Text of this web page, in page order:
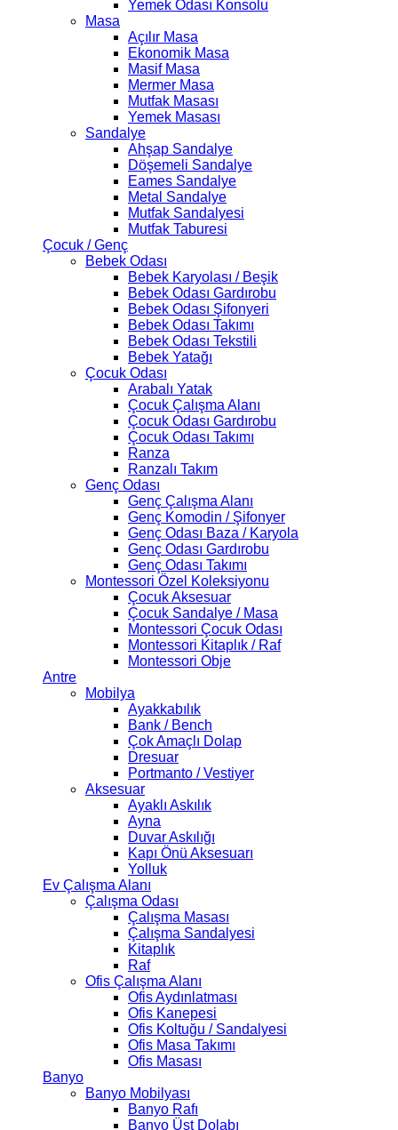
Yemek Odası Konsolu
Masa
Açılır Masa
Ekonomik Masa
Masif Masa
Mermer Masa
Mutfak Masası
Yemek Masası
Sandalye
Ahşap Sandalye
Döşemeli Sandalye
Eames Sandalye
Metal Sandalye
Mutfak Sandalyesi
Mutfak Taburesi
Çocuk / Genç
Bebek Odası
Bebek Karyolası / Beşik
Bebek Odası Gardırobu
Bebek Odası Şifonyeri
Bebek Odası Takımı
Bebek Odası Tekstili
Bebek Yatağı
Çocuk Odası
Arabalı Yatak
Çocuk Çalışma Alanı
Çocuk Odası Gardırobu
Çocuk Odası Takımı
Ranza
Ranzalı Takım
Genç Odası
Genç Çalışma Alanı
Genç Komodin / Şifonyer
Genç Odası Baza / Karyola
Genç Odası Gardırobu
Genç Odası Takımı
Montessori Özel Koleksiyonu
Çocuk Aksesuar
Çocuk Sandalye / Masa
Montessori Çocuk Odası
Montessori Kitaplık / Raf
Montessori Obje
Antre
Mobilya
Ayakkabılık
Bank / Bench
Çok Amaçlı Dolap
Dresuar
Portmanto / Vestiyer
Aksesuar
Ayaklı Askılık
Ayna
Duvar Askılığı
Kapı Önü Aksesuarı
Yolluk
Ev Çalışma Alanı
Çalışma Odası
Çalışma Masası
Çalışma Sandalyesi
Kitaplık
Raf
Ofis Çalışma Alanı
Ofis Aydınlatması
Ofis Kanepesi
Ofis Koltuğu / Sandalyesi
Ofis Masa Takımı
Ofis Masası
Banyo
Banyo Mobilyası
Banyo Rafı
Banyo Üst Dolabı